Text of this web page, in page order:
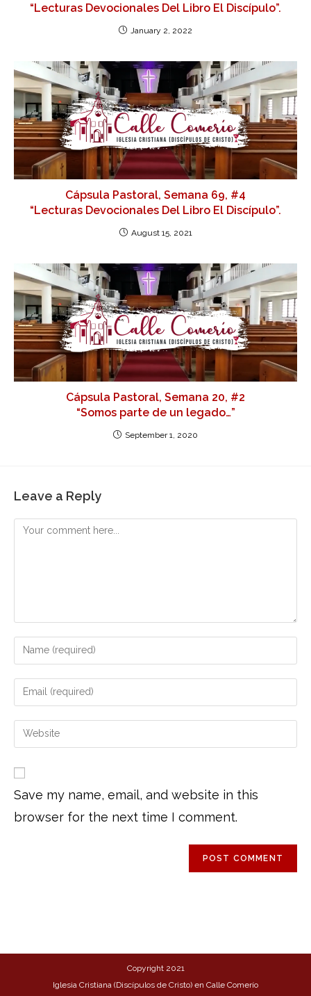
“Lecturas Devocionales Del Libro El Discípulo”.
January 2, 2022
Cápsula Pastoral, Semana 69, #4
“Lecturas Devocionales Del Libro El Discípulo”.
August 15, 2021
Cápsula Pastoral, Semana 20, #2
“Somos parte de un legado…”
September 1, 2020
Leave a Reply
Save my name, email, and website in this
browser for the next time I comment.
Copyright 2021
Iglesia Cristiana (Discípulos de Cristo) en Calle Comerío